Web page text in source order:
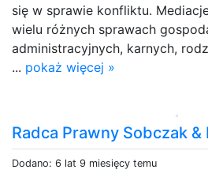
się w sprawie konfliktu.
wielu różnych sprawach
administracyjnych, karnych,
... pokaż więcej »
Radca Prawny Sobczak
Dodano: 6 lat 9 miesięcy temu